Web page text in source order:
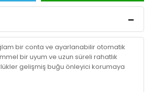
bir conta ve ayarlanabilir otomatik
bir uyum ve uzun süreli rahatlık
gelişmiş buğu önleyici korumaya